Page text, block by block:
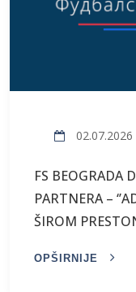
02.07.2026
FS BEOGRADA
PARTNERA –
ŠIROM
OPŠIRNIJE